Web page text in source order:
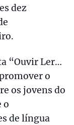
dez
“Ouvir Ler…
o
os jovens do
o
de língua